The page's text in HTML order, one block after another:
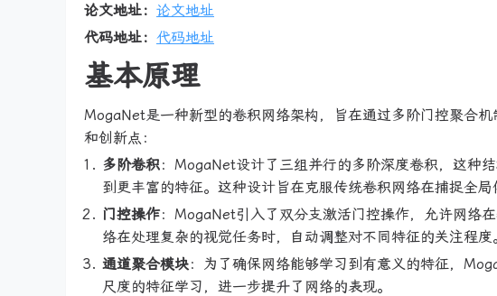
论文地址： 论文地址
代码地址： 代码地址
基本原理
MogaNet是一种新型的卷积网络架构，旨在通过多阶门控聚合
和创新点：
多阶卷积：MogaNet设计了三组并行的多阶深度卷积，这种
到更丰富的特征。这种设计旨在克服传统卷积网络在捕捉全局
门控操作：MogaNet引入了双分支激活门控操作，允许网络
络在处理复杂的视觉任务时，自动调整对不同特征的关注程度
通道聚合模块：为了确保网络能够学习到有意义的特征，
尺度的特征学习，进一步提升了网络的表现。